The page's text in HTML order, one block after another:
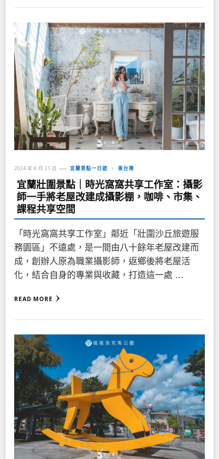
2024 年 8 月 21 日 宜蘭景點一日遊 東台灣
宜蘭壯圍景點｜時光窩窩共享工作室：攝影
師一手將老屋改建成攝影棚，咖啡、市集、
課程共享空間
「時光窩窩共享工作室」鄰近「壯圍沙丘旅遊服
務園區」不遠處，是一間由八十餘年老屋改建而
成，創辦人原為職業攝影師，返鄉後將老屋活
化，結合自身的專業與收藏，打造這一處 …
READ MORE